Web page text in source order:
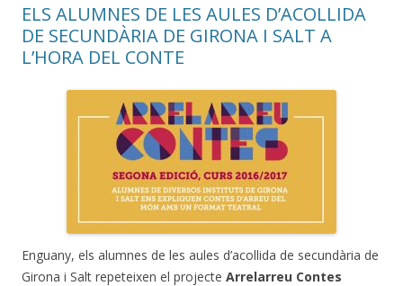
ELS ALUMNES DE LES AULES D’ACOLLIDA
DE SECUNDÀRIA DE GIRONA I SALT A
L’HORA DEL CONTE
Enguany, els alumnes de les aules d’acollida de secundària de
Girona i Salt repeteixen el projecte Arrelarreu Contes